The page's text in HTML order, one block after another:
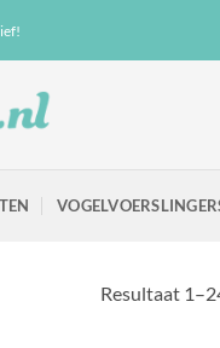
Resultaat